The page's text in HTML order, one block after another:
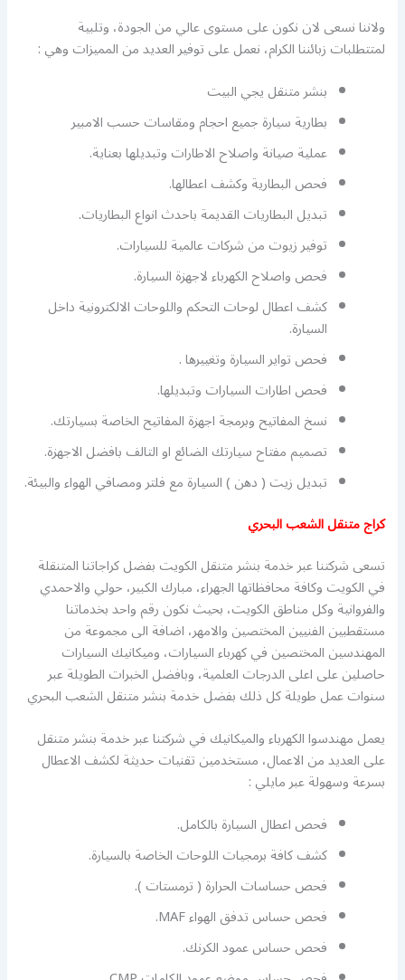
ولاننا نسعى لان نكون على مستوى عالي من الجودة، وتلبية
لمتتطلبات زبائننا الكرام، نعمل على توفير العديد من المميزات وهي :
بنشر متنقل يجي البيت
بطارية سيارة جميع احجام ومقاسات حسب الامبير
عملية صيانة واصلاح الاطارات وتبديلها بعناية.
فحص البطارية وكشف اعطالها.
تبديل البطاريات القديمة باحدث انواع البطاريات.
توفير زيوت من شركات عالمية للسيارات.
فحص واصلاح الكهرباء لاجهزة السيارة.
كشف اعطال لوحات التحكم واللوحات الالكترونية داخل
السيارة.
فحص تواير السيارة وتغييرها .
فحص اطارات السيارات وتبديلها.
نسخ المفاتيح وبرمجة اجهزة المفاتيح الخاصة بسيارتك.
تصميم مفتاح سيارتك الضائع او التالف بافضل الاجهزة.
تبديل زيت ( دهن ) السيارة مع فلتر ومصافي الهواء والبيئة.
كراج متنقل الشعب البحري
تسعى شركتنا عبر خدمة بنشر متنقل الكويت بفضل كراجاتنا المتنقلة
في الكويت وكافة محافظاتها الجهراء، مبارك الكبير، حولي والاحمدي
والفروانية وكل مناطق الكويت، بحيث نكون رقم واحد بخدماتنا
مستقطبين الفنيين المختصين والامهر، اضافة الى مجموعة من
المهندسين المختصين في كهرباء السيارات، وميكانيك السيارات
حاصلين على اعلى الدرجات العلمية، وبافضل الخبرات الطويلة عبر
سنوات عمل طويلة كل ذلك بفضل خدمة بنشر متنقل الشعب البحري
يعمل مهندسوا الكهرباء والميكانيك في شركتنا عبر خدمة بنشر متنقل
على العديد من الاعمال، مستخدمين تقنيات حديثة لكشف الاعطال
بسرعة وسهولة عبر مايلي :
فحص اعطال السيارة بالكامل.
كشف كافة برمجيات اللوحات الخاصة بالسيارة.
فحص حساسات الحرارة ( ترمستات ).
فحص حساس تدفق الهواء MAF.
فحص حساس عمود الكرنك.